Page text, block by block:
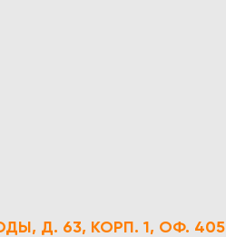
Д. 63, КОРП. 1, ОФ. 405